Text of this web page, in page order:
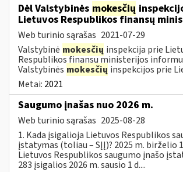
Dėl Valstybinės mokesčių
Lietuvos Respublikos finansų
Web turinio sąrašas 2021-07-29
Valstybinė mokesčių inspekcija prie
Respublikos finansų ministerijos
Valstybinės mokesčių inspekcijos prie
Metai: 2021
Saugumo įnašas nuo 2026 m.
Web turinio sąrašas 2025-08-28
1. Kada įsigalioja Lietuvos Respublikos
įstatymas (toliau – SĮĮ)? 2025 m. birželio
Lietuvos Respublikos saugumo įnašo
283 įsigalios 2026 m. sausio 1 d....